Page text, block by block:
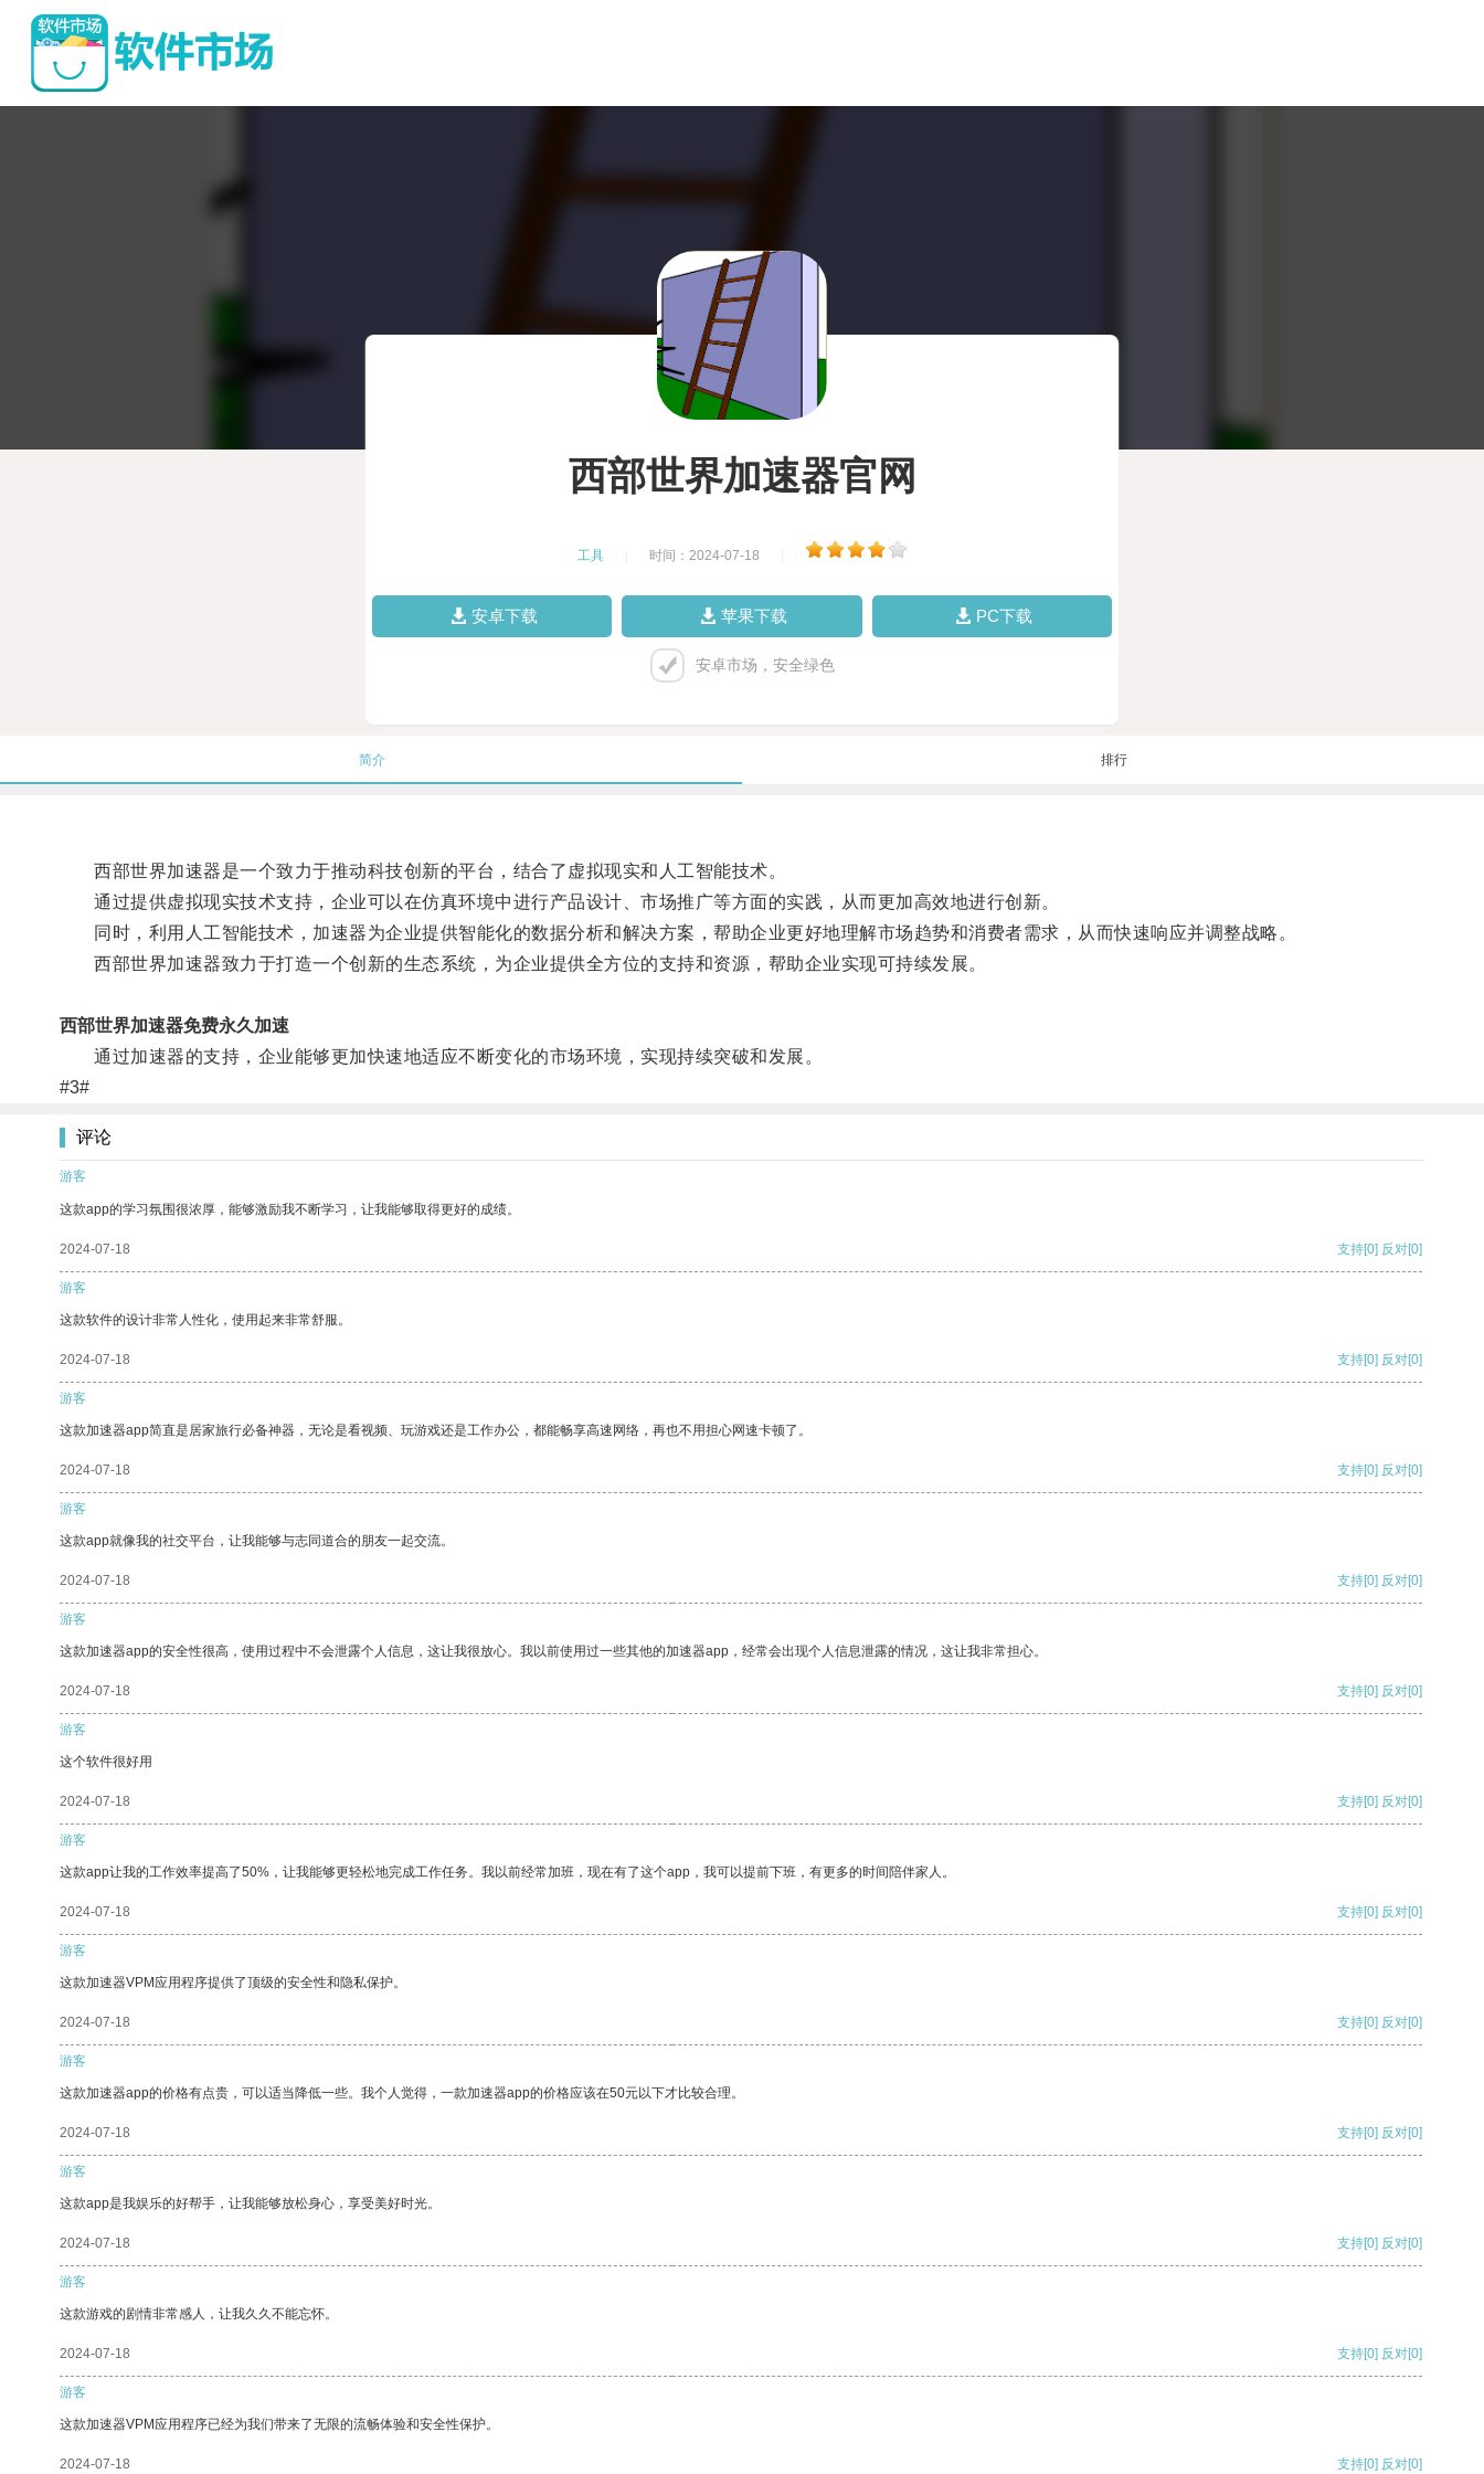
西部世界加速器官网
工具 时间：2024-07-18
安卓下载 苹果下载 PC下载
安卓市场，安全绿色
简介 排行
西部世界加速器是一个致力于推动科技创新的平台，结合了虚拟现实和人工智能技术。
通过提供虚拟现实技术支持，企业可以在仿真环境中进行产品设计、市场推广等方面的实践，从而更加高效地进行创新。
同时，利用人工智能技术，加速器为企业提供智能化的数据分析和解决方案，帮助企业更好地理解市场趋势和消费者需求，从而快速响应并调整战略。
西部世界加速器致力于打造一个创新的生态系统，为企业提供全方位的支持和资源，帮助企业实现可持续发展。
西部世界加速器免费永久加速
通过加速器的支持，企业能够更加快速地适应不断变化的市场环境，实现持续突破和发展。
#3#
评论
游客
这款app的学习氛围很浓厚，能够激励我不断学习，让我能够取得更好的成绩。
2024-07-18 支持[0] 反对[0]
游客
这款软件的设计非常人性化，使用起来非常舒服。
2024-07-18 支持[0] 反对[0]
游客
这款加速器app简直是居家旅行必备神器，无论是看视频、玩游戏还是工作办公，都能畅享高速网络，再也不用担心网速卡顿了。
2024-07-18 支持[0] 反对[0]
游客
这款app就像我的社交平台，让我能够与志同道合的朋友一起交流。
2024-07-18 支持[0] 反对[0]
游客
这款加速器app的安全性很高，使用过程中不会泄露个人信息，这让我很放心。我以前使用过一些其他的加速器app，经常会出现个人信息泄露的情况，这让我非常担心。
2024-07-18 支持[0] 反对[0]
游客
这个软件很好用
2024-07-18 支持[0] 反对[0]
游客
这款app让我的工作效率提高了50%，让我能够更轻松地完成工作任务。我以前经常加班，现在有了这个app，我可以提前下班，有更多的时间陪伴家人。
2024-07-18 支持[0] 反对[0]
游客
这款加速器VPM应用程序提供了顶级的安全性和隐私保护。
2024-07-18 支持[0] 反对[0]
游客
这款加速器app的价格有点贵，可以适当降低一些。我个人觉得，一款加速器app的价格应该在50元以下才比较合理。
2024-07-18 支持[0] 反对[0]
游客
这款app是我娱乐的好帮手，让我能够放松身心，享受美好时光。
2024-07-18 支持[0] 反对[0]
游客
这款游戏的剧情非常感人，让我久久不能忘怀。
2024-07-18 支持[0] 反对[0]
游客
这款加速器VPM应用程序已经为我们带来了无限的流畅体验和安全性保护。
2024-07-18 支持[0] 反对[0]